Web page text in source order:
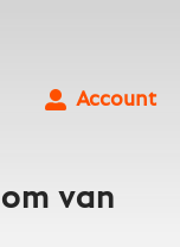
Account
van